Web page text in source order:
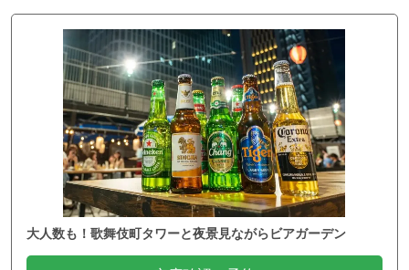
大人数も！歌舞伎町タワーと夜景見ながらビアガーデン